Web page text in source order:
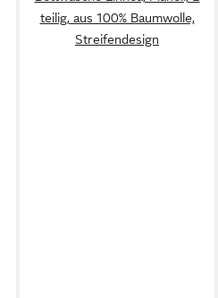
teilig, aus 100% Baumwolle,
Streifendesign